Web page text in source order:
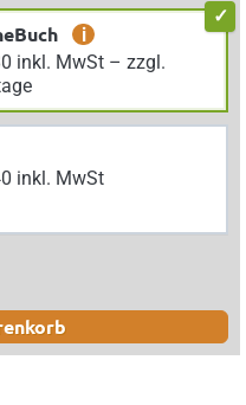
i
inkl. MwSt – zzgl.
inkl. MwSt